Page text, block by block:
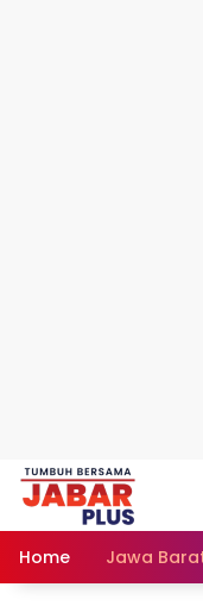
Skip
Home
Jawa